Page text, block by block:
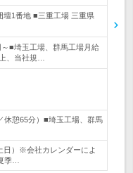
壇1番地 ■三重工場 三重県
■埼玉工場、群馬工場月給
、当社規…
休憩65分）■埼玉工場、群馬
日）※会社カレンダーによ
季…